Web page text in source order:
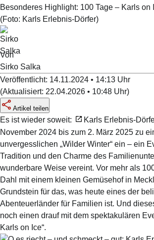
Besonderes Highlight: 100 Tage – Karls on
(Foto: Karls Erlebnis-Dörfer)
Von
Sirko Salka
Veröffentlicht: 14.11.2024 • 14:13 Uhr
(Aktualisiert: 22.04.2026 • 10:48 Uhr)
Artikel teilen
Es ist wieder soweit: Karls Erlebnis-
November 2024 bis zum 2. März 2025 zu
unvergesslichen „Wilder Winter“ ein – ein
Tradition und den Charme des
wunderbare Weise vereint. Vor mehr als
Dahl mit einem kleinen Gemüsehof in
Grundstein für das, was heute eines der
Abenteuerländer für Familien ist. Und
noch einen drauf mit dem spektakulären
Karls on Ice“.